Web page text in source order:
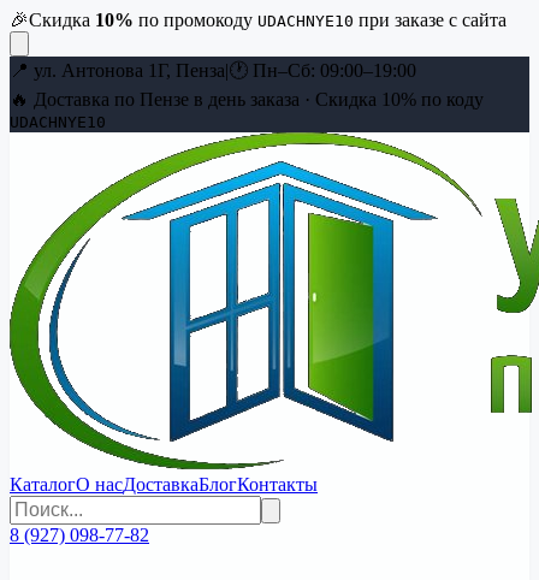
🎉Скидка 10% по промокоду UDACHNYE10 при заказе с сайта
📍 ул. Антонова 1Г, Пенза|🕐 Пн–Сб: 09:00–19:00
🔥 Доставка по Пензе в день заказа · Скидка 10% по коду
UDACHNYE10
КаталогО насДоставкаБлогКонтакты
8 (927) 098-77-82